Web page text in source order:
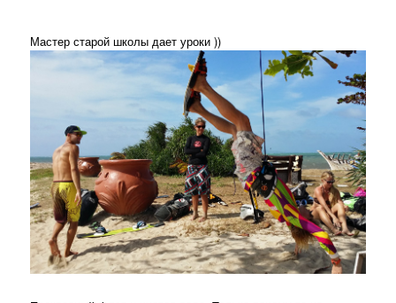
Мастер старой школы дает уроки ))